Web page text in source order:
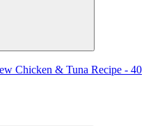
Chicken & Tuna Recipe - 40